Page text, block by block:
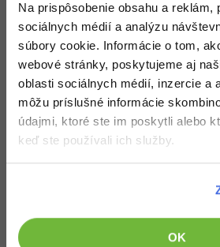
Na prispôsobenie obsahu a
sociálnych médií a analýzu
súbory cookie. Informácie o tom,
webové stránky, poskytujeme aj
oblasti sociálnych médií, inzercie a
môžu príslušné informácie
údajmi, ktoré ste im poskytli alebo
keď ste používali ich služby.
OK
ukázali niečo nového a užitočného.
Chceš v kurze pokračovať? Prejdi
Pred kúpou tohto článku je potrebné
Obsah článku spadá pod licenciu
Premium
sozmluvnými podmienkami.
Čo od nás v ďalších lekciách
Prístup k jednotlivým lekciám